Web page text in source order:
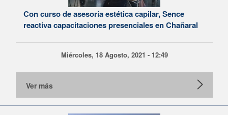
Con curso de asesoría estética capilar, Sence
reactiva capacitaciones presenciales en Chañaral
Miércoles, 18 Agosto, 2021 - 12:49
Ver más